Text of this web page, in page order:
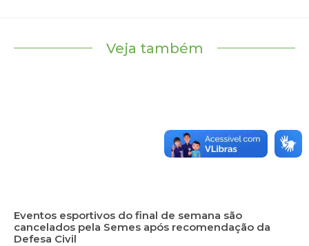
Veja também
Eventos esportivos do final de semana são
cancelados pela Semes após recomendação da
Defesa Civil